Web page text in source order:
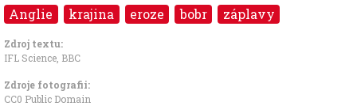
Anglie krajina eroze bobr záplavy
Zdroj textu:
IFL Science, BBC
Zdroje fotografii:
CC0 Public Domain